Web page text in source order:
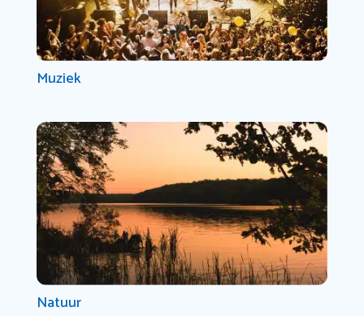
Muziek
Natuur